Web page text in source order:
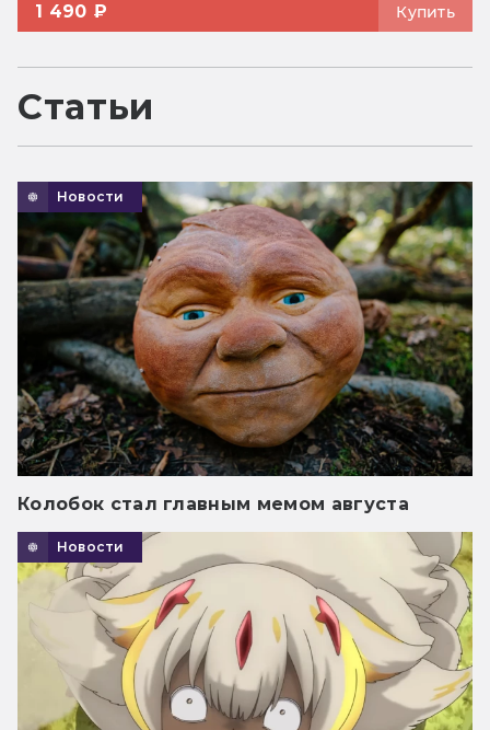
1 490 ₽ Купить
Статьи
Новости
Колобок стал главным мемом августа
Новости